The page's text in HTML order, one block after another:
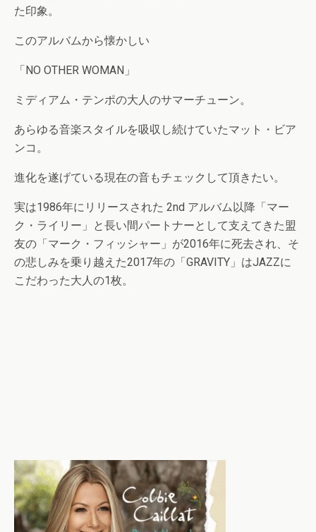
た印象。
このアルバムから懐かしい
「NO OTHER WOMAN」
ミディアム・テンポの大人のサマーチューン。
あらゆる音楽スタイルを吸収し続けていたマット・ビア
ンコ。
進化を遂げている現在の音もチェックして頂きたい。
実は1986年にリリースされた 2nd アルバム以降「マー
ク・ライリー」と長い間パートナーとして支えてきた盟
友の「マーク・フィッシャー」が2016年に死去され、そ
の悲しみを乗り越えた2017年の「GRAVITY」はJAZZに
こだわった大人の1枚。